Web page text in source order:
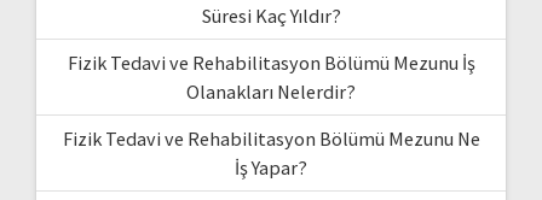
Süresi Kaç Yıldır?
Fizik Tedavi ve Rehabilitasyon Bölümü Mezunu İş
Olanakları Nelerdir?
Fizik Tedavi ve Rehabilitasyon Bölümü Mezunu Ne
İş Yapar?